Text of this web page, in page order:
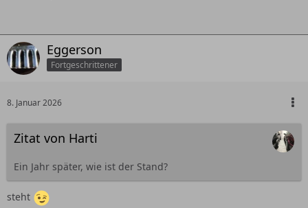
Eggerson
Fortgeschrittener
8. Januar 2026
Zitat von Harti
Ein Jahr später, wie ist der Stand?
steht